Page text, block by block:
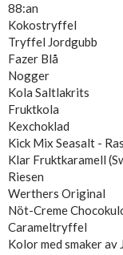
88:an
Kokostryffel
Tryffel Jordgubb
Fazer Blå
Nogger
Kola Saltlakrits
Fruktkola
Kexchoklad
Kick Mix Seasalt -
Klar Fruktkaramell
Riesen
Werthers Original
Nöt-Creme
Carameltryffel
Kolor med smaker av